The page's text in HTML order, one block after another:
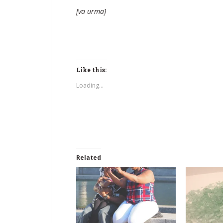
[va urma]
Like this:
Loading...
Related